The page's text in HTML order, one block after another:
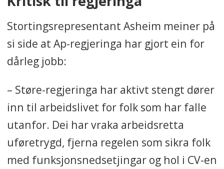
Stortingsrepresentant Asheim meiner på
si side at Ap-regjeringa har gjort ein for
dårleg jobb:
– Støre-regjeringa har aktivt stengt dører
inn til arbeidslivet for folk som har falle
utanfor. Dei har vraka arbeidsretta
uføretrygd, fjerna regelen som sikra folk
med funksjonsnedsetjingar og hol i CV-en